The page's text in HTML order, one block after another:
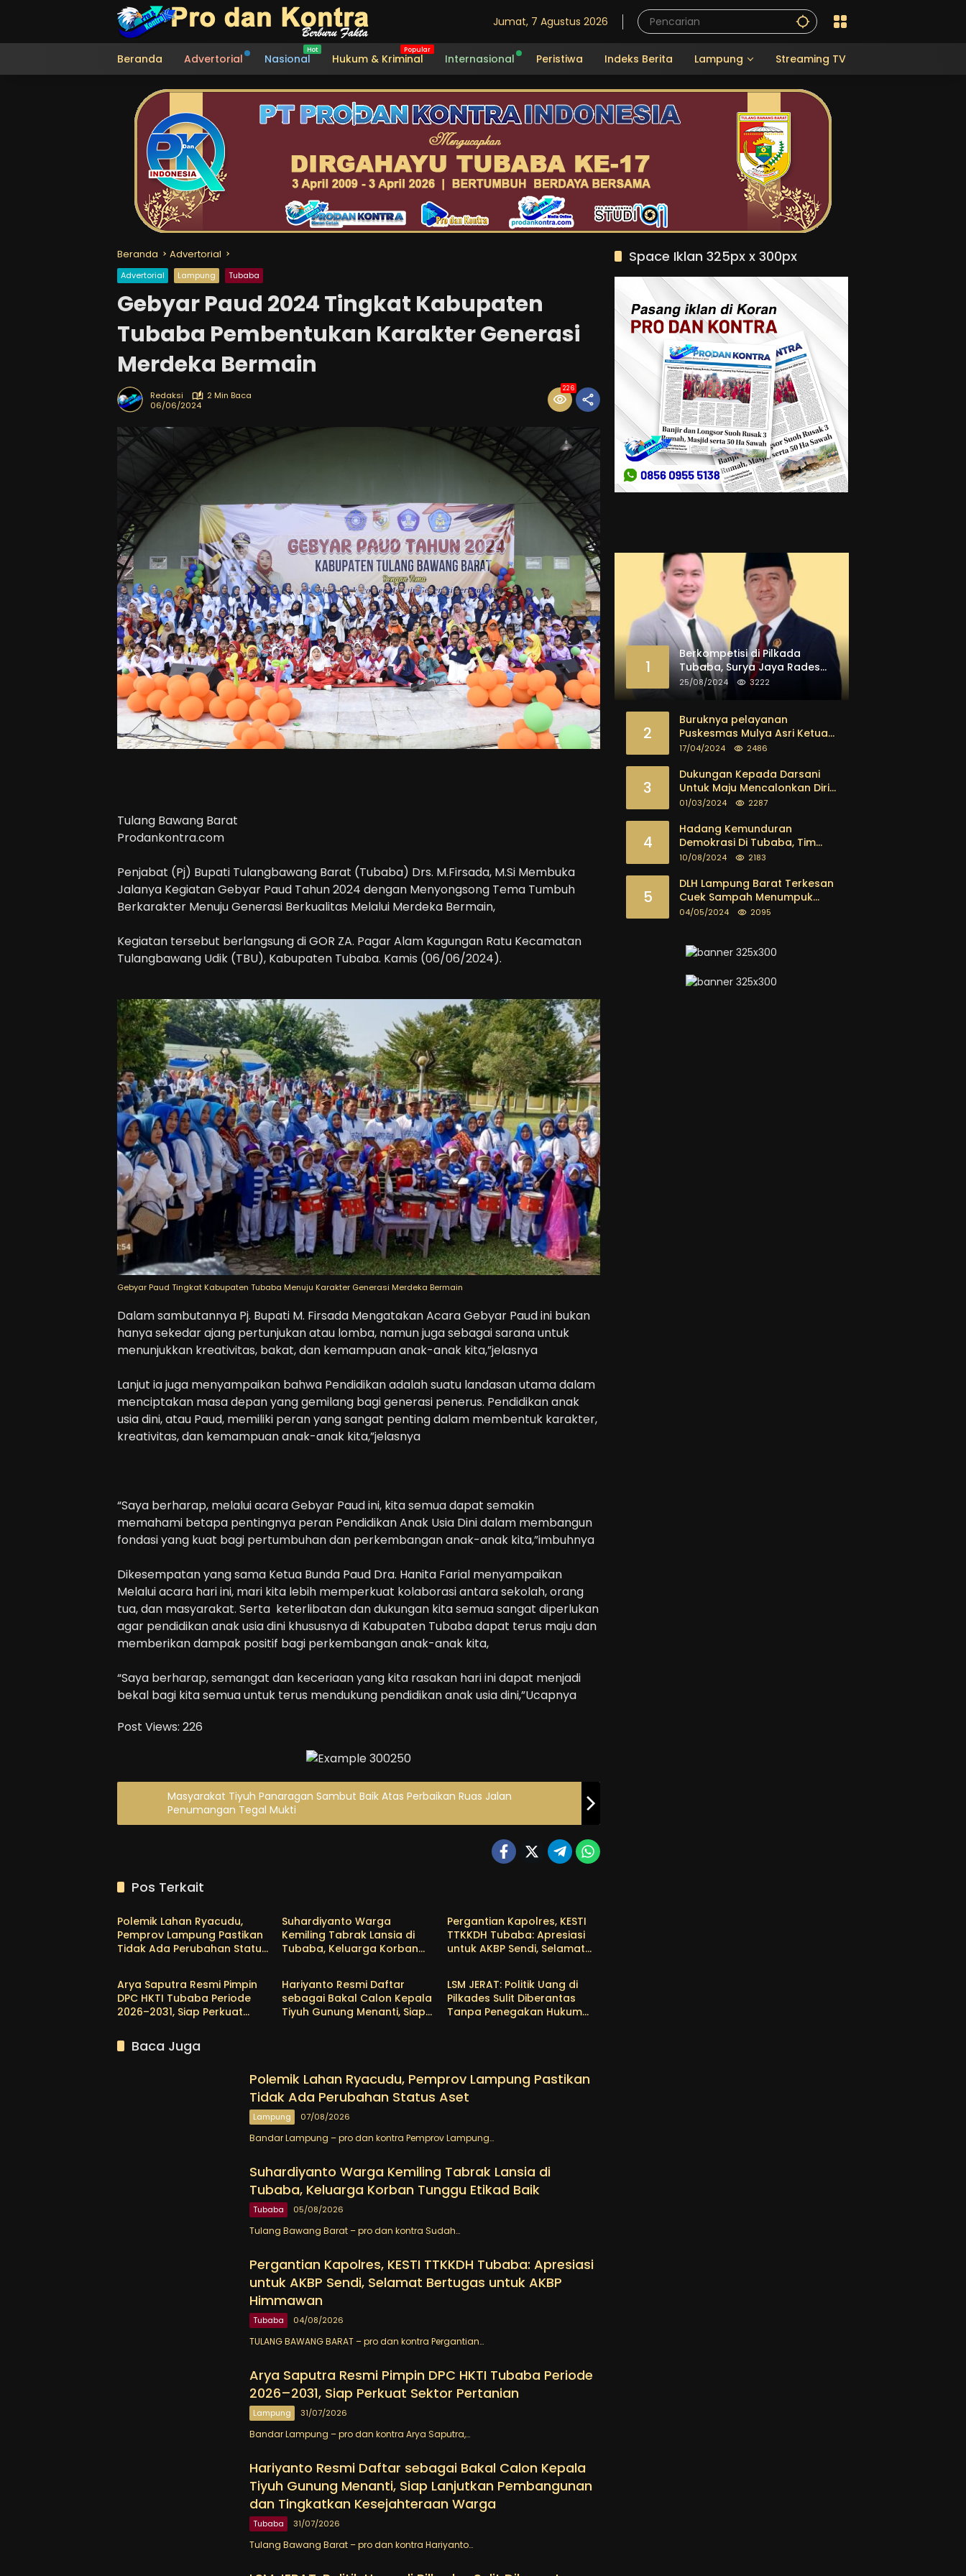
Jumat, 7 Agustus 2026
Beranda Advertorial Nasional Hukum & Kriminal Internasional Peristiwa Indeks Berita Lampung Streaming TV
Beranda Advertorial
Advertorial Lampung Tubaba
Gebyar Paud 2024 Tingkat Kabupaten
Tubaba Pembentukan Karakter Generasi
Merdeka Bermain
Redaksi
2 Min Baca
06/06/2024
226
Tulang Bawang Barat
Prodankontra.com
Penjabat (Pj) Bupati Tulangbawang Barat (Tubaba) Drs. M.Firsada, M.Si Membuka
Jalanya Kegiatan Gebyar Paud Tahun 2024 dengan Menyongsong Tema Tumbuh
Berkarakter Menuju Generasi Berkualitas Melalui Merdeka Bermain,
Kegiatan tersebut berlangsung di GOR ZA. Pagar Alam Kagungan Ratu Kecamatan
Tulangbawang Udik (TBU), Kabupaten Tubaba. Kamis (06/06/2024).
Gebyar Paud Tingkat Kabupaten Tubaba Menuju Karakter Generasi Merdeka Bermain
Dalam sambutannya Pj. Bupati M. Firsada Mengatakan Acara Gebyar Paud ini bukan
hanya sekedar ajang pertunjukan atau lomba, namun juga sebagai sarana untuk
menunjukkan kreativitas, bakat, dan kemampuan anak-anak kita,”jelasnya
Lanjut ia juga menyampaikan bahwa Pendidikan adalah suatu landasan utama dalam
menciptakan masa depan yang gemilang bagi generasi penerus. Pendidikan anak
usia dini, atau Paud, memiliki peran yang sangat penting dalam membentuk karakter,
kreativitas, dan kemampuan anak-anak kita,”jelasnya
“Saya berharap, melalui acara Gebyar Paud ini, kita semua dapat semakin
memahami betapa pentingnya peran Pendidikan Anak Usia Dini dalam membangun
fondasi yang kuat bagi pertumbuhan dan perkembangan anak-anak kita,”imbuhnya
Dikesempatan yang sama Ketua Bunda Paud Dra. Hanita Farial menyampaikan
Melalui acara hari ini, mari kita lebih memperkuat kolaborasi antara sekolah, orang
tua, dan masyarakat. Serta keterlibatan dan dukungan kita semua sangat diperlukan
agar pendidikan anak usia dini khususnya di Kabupaten Tubaba dapat terus maju dan
memberikan dampak positif bagi perkembangan anak-anak kita,
“Saya berharap, semangat dan keceriaan yang kita rasakan hari ini dapat menjadi
bekal bagi kita semua untuk terus mendukung pendidikan anak usia dini,”Ucapnya
Post Views: 226
Masyarakat Tiyuh Panaragan Sambut Baik Atas Perbaikan Ruas Jalan
Penumangan Tegal Mukti
Pos Terkait
Lampung
Polemik Lahan Ryacudu,
Pemprov Lampung Pastikan
Tidak Ada Perubahan Status
Suhardiyanto Warga
Kemiling Tabrak Lansia di
Tubaba, Keluarga Korban
Pergantian Kapolres, KESTI
TTKKDH Tubaba: Apresiasi
untuk AKBP Sendi, Selamat
Lampung
Arya Saputra Resmi Pimpin
DPC HKTI Tubaba Periode
2026–2031, Siap Perkuat
Tubaba
Hariyanto Resmi Daftar
sebagai Bakal Calon Kepala
Tiyuh Gunung Menanti, Siap
Tubaba
LSM JERAT: Politik Uang di
Pilkades Sulit Diberantas
Tanpa Penegakan Hukum
Baca Juga
Polemik Lahan Ryacudu, Pemprov Lampung Pastikan
Tidak Ada Perubahan Status Aset
Lampung 07/08/2026
Bandar Lampung – pro dan kontra Pemprov Lampung…
Suhardiyanto Warga Kemiling Tabrak Lansia di
Tubaba, Keluarga Korban Tunggu Etikad Baik
Tubaba 05/08/2026
Tulang Bawang Barat – pro dan kontra Sudah…
Pergantian Kapolres, KESTI TTKKDH Tubaba: Apresiasi
untuk AKBP Sendi, Selamat Bertugas untuk AKBP
Himmawan
Tubaba 04/08/2026
TULANG BAWANG BARAT – pro dan kontra Pergantian…
Arya Saputra Resmi Pimpin DPC HKTI Tubaba Periode
2026–2031, Siap Perkuat Sektor Pertanian
Lampung 31/07/2026
Bandar Lampung – pro dan kontra Arya Saputra,…
Hariyanto Resmi Daftar sebagai Bakal Calon Kepala
Tiyuh Gunung Menanti, Siap Lanjutkan Pembangunan
dan Tingkatkan Kesejahteraan Warga
Tubaba 31/07/2026
Tulang Bawang Barat – pro dan kontra Hariyanto…
Space Iklan 325px x 300px
1
Berkompetisi di Pilkada
Tubaba, Surya Jaya Rades
dan Paisol Dipastikan Maju
25/08/2024 3222
2
Buruknya pelayanan
Puskesmas Mulya Asri Ketua
FKPK Mendesak Kadis Dinkes
Tegas
17/04/2024 2486
3
Dukungan Kepada Darsani
Untuk Maju Mencalonkan Diri
sebagai Calon Bupati
Dari Kalangan Pemuda
sampai dengan tokoh
masyarakat
01/03/2024 2287
4
Hadang Kemunduran
Demokrasi Di Tubaba, Tim
Pemenangan Kotak Kosong
10/08/2024 2183
5
DLH Lampung Barat Terkesan
Cuek Sampah Menumpuk
Tebarkan Bau Busuk
04/05/2024 2095